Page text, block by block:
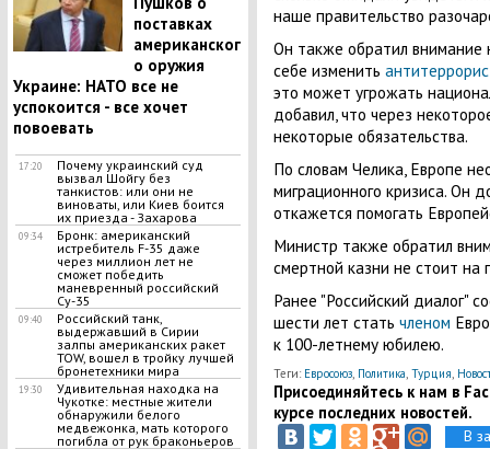
поставках
американског
о оружия
Украине: НАТО все не
успокоится - все хочет
повоевать
17:20
Почему украинский суд
вызвал Шойгу без
танкистов: или они не
виноваты, или Киев боится
их приезда - Захарова
09:34
Бронк: американский
истребитель F-35 даже
через миллион лет не
сможет победить
маневренный российский
Су-35
09:40
Российский танк,
выдержавший в Сирии
залпы американских ракет
TOW, вошел в тройку лучшей
бронетехники мира
19:30
​Удивительная находка на
Чукотке: местные жители
обнаружили белого
медвежонка, мать которого
погибла от рук браконьеров
наше правительство
Он также обратил внимание
себе изменить
это может угрожать
добавил, что через
некоторые обязательства.
По словам Челика, Европе
миграционного кризиса. Он
откажется помогать
Министр также обратил
смертной казни не стоит на
Ранее "Российский диалог"
шести лет стать членом
к 100-летнему юбилею.
Теги: Евросоюз, Политика Турция
Присоединяйтесь к нам в
курсе последних новостей.
В